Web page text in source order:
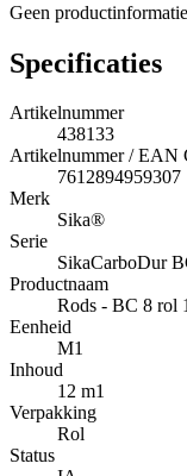
Geen
Specificaties
Artikelnummer
438133
Artikelnummer / EAN
7612894959307
Merk
Sika®
Serie
SikaCarboDur
Productnaam
Rods - BC 8 rol
Eenheid
M1
Inhoud
12 m1
Verpakking
Rol
Status